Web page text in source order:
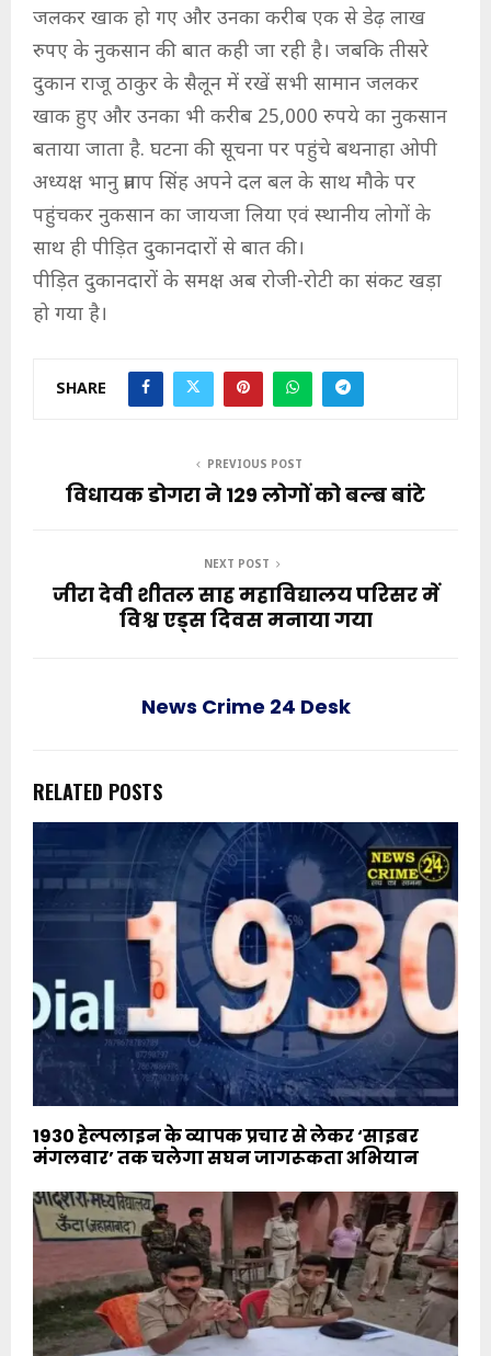
जलकर खाक हो गए और उनका करीब एक से डेढ़ लाख
रुपए के नुकसान की बात कही जा रही है। जबकि तीसरे
दुकान राजू ठाकुर के सैलून में रखें सभी सामान जलकर
खाक हुए और उनका भी करीब 25,000 रुपये का नुकसान
बताया जाता है. घटना की सूचना पर पहुंचे बथनाहा ओपी
अध्यक्ष भानु प्रताप सिंह अपने दल बल के साथ मौके पर
पहुंचकर नुकसान का जायजा लिया एवं स्थानीय लोगों के
साथ ही पीड़ित दुकानदारों से बात की।
पीड़ित दुकानदारों के समक्ष अब रोजी-रोटी का संकट खड़ा
हो गया है।
SHARE
PREVIOUS POST
विधायक डोगरा ने 129 लोगों को बल्ब बांटे
NEXT POST
जीरा देवी शीतल साह महाविद्यालय परिसर में
विश्व एड्स दिवस मनाया गया
News Crime 24 Desk
RELATED POSTS
1930 हेल्पलाइन के व्यापक प्रचार से लेकर ‘साइबर
मंगलवार’ तक चलेगा सघन जागरूकता अभियान